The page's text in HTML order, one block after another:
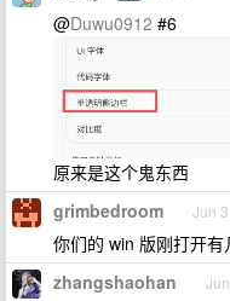
@Duwu0912 #6
原来是这个鬼东西
grimbedroom Jun 3
你们的 win 版刚打开
zhangshaohan